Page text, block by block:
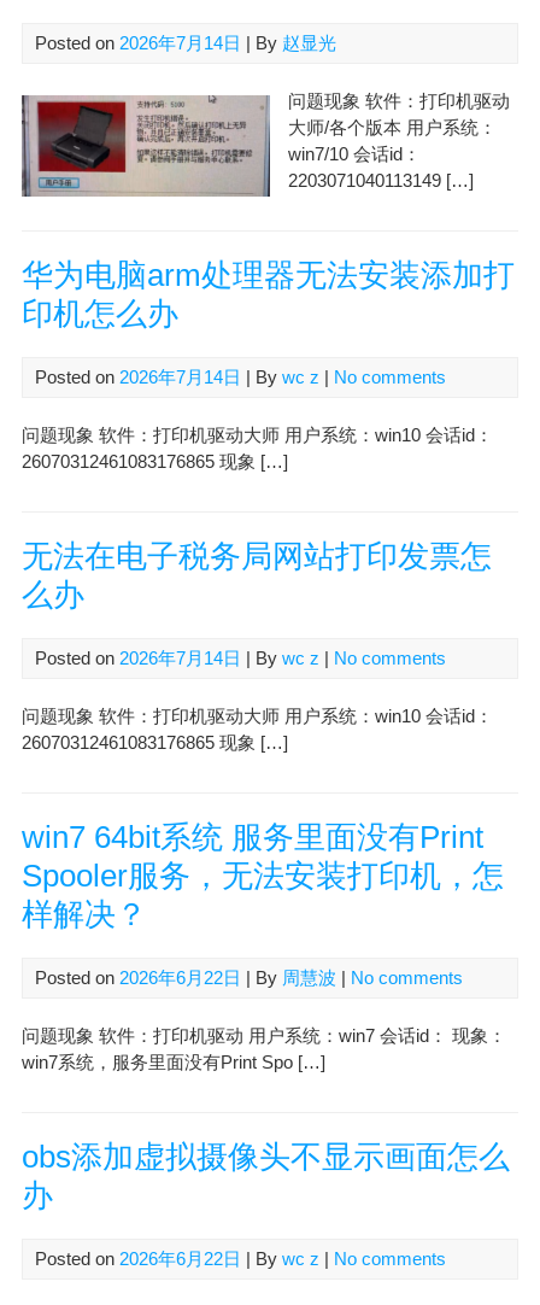
Posted on 2026年7月14日 | By 赵显光
问题现象 软件：打印机驱动
大师/各个版本 用户系统：
win7/10 会话id：
2203071040113149 […]
华为电脑arm处理器无法安装添加打
印机怎么办
Posted on 2026年7月14日 | By wc z No comments
问题现象 软件：打印机驱动大师 用户系统：win10 会话id：
26070312461083176865 现象 […]
无法在电子税务局网站打印发票怎
么办
Posted on 2026年7月14日 | By wc z No comments
问题现象 软件：打印机驱动大师 用户系统：win10 会话id：
26070312461083176865 现象 […]
win7 64bit系统 服务里面没有Print
Spooler服务，无法安装打印机，怎
样解决？
Posted on 2026年6月22日 | By 周慧波 No comments
问题现象 软件：打印机驱动 用户系统：win7 会话id： 现象：
win7系统，服务里面没有Print Spo […]
obs添加虚拟摄像头不显示画面怎么
办
Posted on 2026年6月22日 | By wc z No comments